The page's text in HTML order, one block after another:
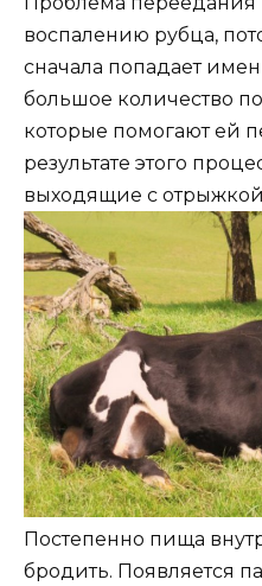
воспалению рубца,
сначала попадает
большое количество
которые помогают ей
результате этого
выходящие с
Постепенно пища
бродить. Появляется